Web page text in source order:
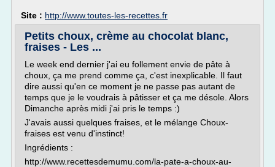
Site : http://www.toutes-les-recettes.fr
Petits choux, crème au chocolat blanc,
fraises - Les ...
Le week end dernier j'ai eu follement envie de pâte à
choux, ça me prend comme ça, c'est inexplicable. Il faut
dire aussi qu'en ce moment je ne passe pas autant de
temps que je le voudrais à pâtisser et ça me désole. Alors
Dimanche après midi j'ai pris le temps :)
J'avais aussi quelques fraises, et le mélange Choux-
fraises est venu d'instinct!
Ingrédients :
http://www.recettesdemumu.com/la-pate-a-choux-au-